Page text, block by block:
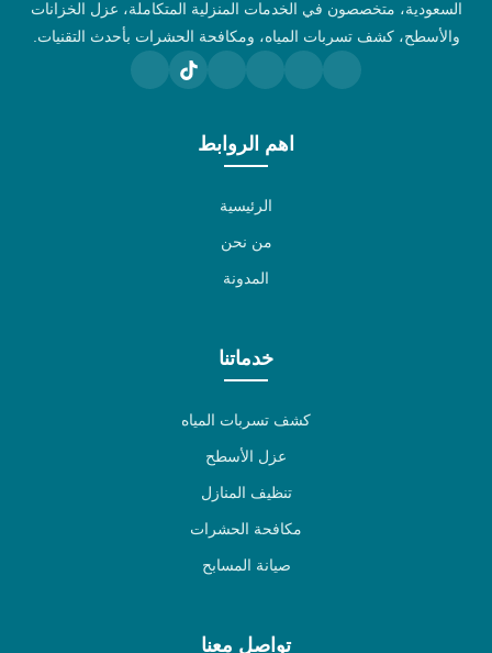
السعودية، متخصصون في الخدمات المنزلية المتكاملة، عزل الخزانات
والأسطح، كشف تسربات المياه، ومكافحة الحشرات بأحدث التقنيات.
اهم الروابط
الرئيسية
من نحن
المدونة
خدماتنا
كشف تسربات المياه
عزل الأسطح
تنظيف المنازل
مكافحة الحشرات
صيانة المسابح
تواصل معنا